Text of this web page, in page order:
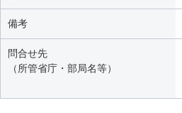
備考
問合せ先
（所管省庁・部局名等）